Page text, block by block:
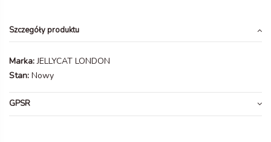
Szczegóły produktu
Marka: JELLYCAT LONDON
Stan: Nowy
GPSR